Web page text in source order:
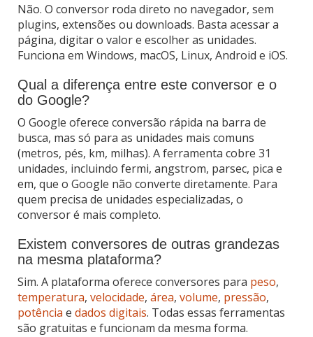
Não. O conversor roda direto no navegador, sem
plugins, extensões ou downloads. Basta acessar a
página, digitar o valor e escolher as unidades.
Funciona em Windows, macOS, Linux, Android e iOS.
Qual a diferença entre este conversor e o
do Google?
O Google oferece conversão rápida na barra de
busca, mas só para as unidades mais comuns
(metros, pés, km, milhas). A ferramenta cobre 31
unidades, incluindo fermi, angstrom, parsec, pica e
em, que o Google não converte diretamente. Para
quem precisa de unidades especializadas, o
conversor é mais completo.
Existem conversores de outras grandezas
na mesma plataforma?
Sim. A plataforma oferece conversores para peso,
temperatura, velocidade, área, volume, pressão,
potência e dados digitais. Todas essas ferramentas
são gratuitas e funcionam da mesma forma.